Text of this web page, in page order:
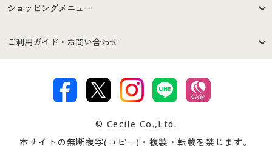
はじめての方へ
セシールご利用規約
著作権・商標について 会社案内
ショッピングメニュー
商品カテゴリ
プレゼント＆キャンペーン サイトマップ
ご利用ガイド・お問い合わせ
交換・返品は お支払は
© Cecile Co.,Ltd.
本サイトの無断複写(コピー)・複製・転載を禁じます。